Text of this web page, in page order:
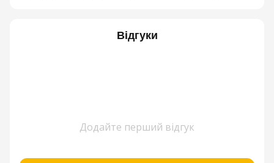
Відгуки
Додайте перший відгук